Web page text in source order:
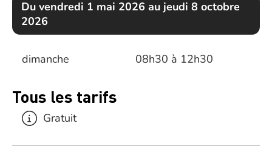
Du vendredi 1 mai 2026 au jeudi 8 octobre
2026
dimanche 08h30 à 12h30
Tous les tarifs
Gratuit